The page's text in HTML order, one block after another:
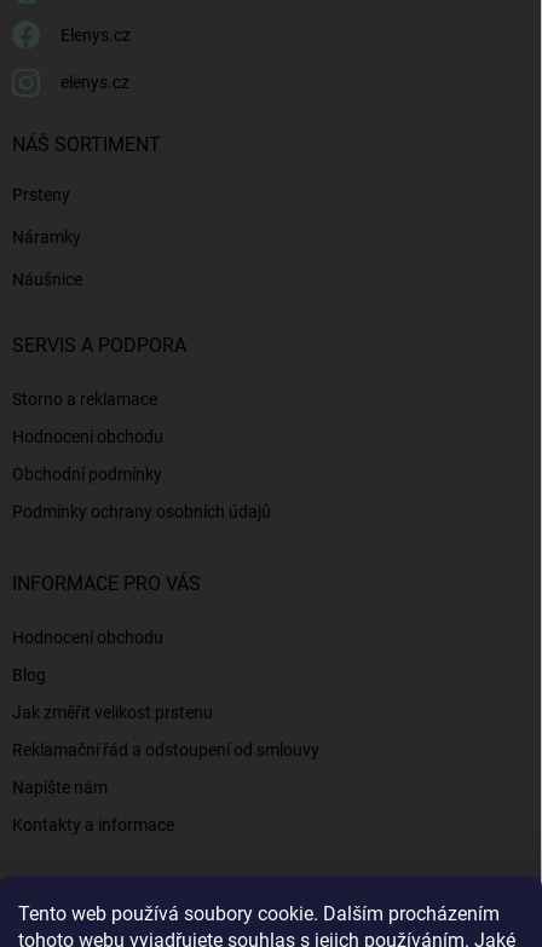
Tento web používá soubory cookie. Dalším procházením
tohoto webu vyjadřujete souhlas s jejich používáním. Jaké
Elenys.cz
elenys.cz
NÁŠ SORTIMENT
Prsteny
Náramky
Náušnice
SERVIS A PODPORA
Storno a reklamace
Hodnocení obchodu
Obchodní podmínky
Podmínky ochrany osobních údajů
INFORMACE PRO VÁS
Hodnocení obchodu
Blog
Jak změřit velikost prstenu
Reklamační řád a odstoupení od smlouvy
Napište nám
Kontakty a informace
Elenys.cz - šperky, kterým věříte už od roku 2016